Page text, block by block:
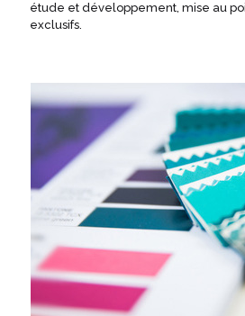
étude et développement, mise au
exclusifs.